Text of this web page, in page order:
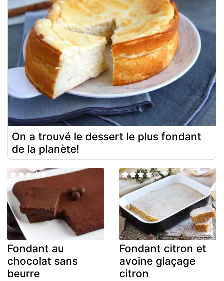
On a trouvé le dessert le plus fondant
de la planète!
Fondant au
chocolat sans
beurre
Fondant citron et
avoine glaçage
citron